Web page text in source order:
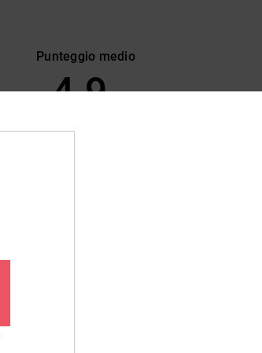
Punteggio medio
4.9